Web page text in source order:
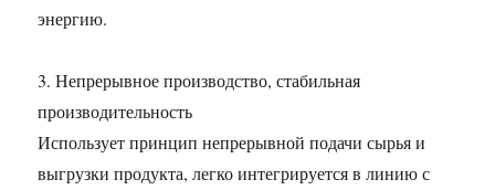
энергию.
3. Непрерывное производство, стабильная
производительность
Использует принцип непрерывной подачи сырья и
выгрузки продукта, легко интегрируется в линию с